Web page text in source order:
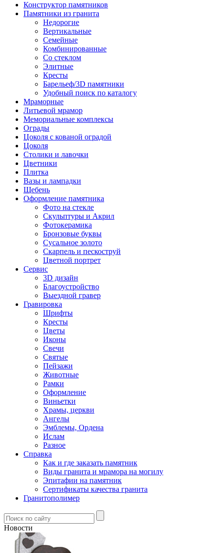
Конструктор памятников
Памятники из гранита
Недорогие
Вертикальные
Семейные
Комбинированные
Со стеклом
Элитные
Кресты
Барельеф/3D памятники
Удобный поиск по каталогу
Мраморные
Литьевой мрамор
Мемориальные комплексы
Ограды
Цоколя с кованой оградой
Цоколя
Столики и лавочки
Цветники
Плитка
Вазы и лампадки
Щебень
Оформление памятника
Фото на стекле
Скульптуры и Акрил
Фотокерамика
Бронзовые буквы
Сусальное золото
Скарпель и пескоструй
Цветной портрет
Сервис
3D дизайн
Благоустройство
Выездной гравер
Гравировка
Шрифты
Кресты
Цветы
Иконы
Свечи
Святые
Пейзажи
Животные
Рамки
Оформление
Виньетки
Храмы, церкви
Ангелы
Эмблемы, Ордена
Ислам
Разное
Справка
Как и где заказать памятник
Виды гранита и мрамора на могилу
Эпитафии на памятник
Сертификаты качества гранита
Гранитополимер
Новости